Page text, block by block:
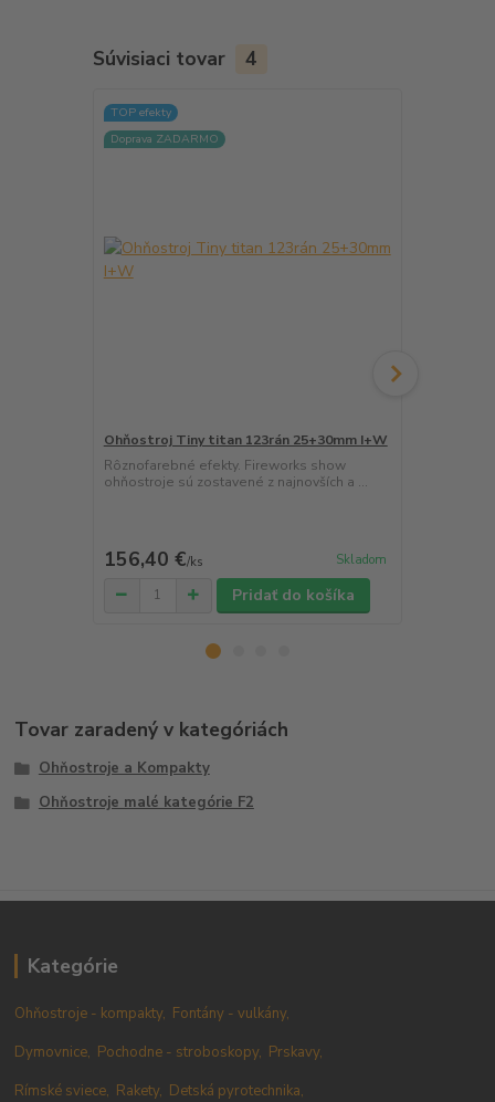
Súvisiaci tovar 4
TOP efekty
Doprava ZADARMO
Ohňostroj Tiny titan 123rán 25+30mm I+W
Rôznofarebné efekty. Fireworks show
ohňostroje sú zostavené z najnovších a ...
156,40 €/ks Skladom
Pridať do košíka
Tovar zaradený v kategóriách
Ohňostroje a Kompakty
Ohňostroje malé kategórie F2
Kategórie
Ohňostroje - kompakty, Fontány - vulkány,
Dymovnice, Pochodne - stroboskopy, Prskavy,
Rímské sviece, Rakety, Detská pyrotechnika,